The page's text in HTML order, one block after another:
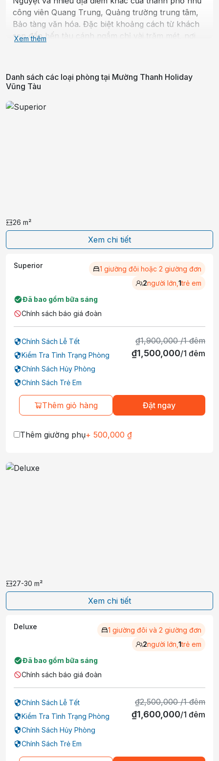
công viên Quang Trung, Quảng trường trung tâm,
Bảo tàng văn hóa. Đặc biệt khoảng cách từ khách
sạn đến bến tàu cánh ngầm chỉ vài trăm mét, nơi
Cơ sở vật chất đầy đủ gồm Phòng gym, Karaoke,
làm choMường Thanh Holiday Vũng Tàu
Xem thêm
Danh sách các loại phòng tại Mường Thanh Holiday
Vũng Tàu
26 m²
Xem chi tiết
Superior
1 giường đôi hoặc 2 giường đơn
2người lớn, 1trẻ em
Đã bao gồm bữa sáng
Chính sách báo giá đoàn
Chính Sách Lễ Tết
Kiểm Tra Tình Trạng Phòng
Chính Sách Hủy Phòng
Chính Sách Trẻ Em
₫1,900,000 /1 đêm
₫1,500,000/1 đêm
Thêm giỏ hàng Đặt ngay
Thêm giường phụ+ 500,000 ₫
27-30 m²
Xem chi tiết
Deluxe
1 giường đôi và 2 giường đơn
2người lớn, 1trẻ em
Đã bao gồm bữa sáng
Chính sách báo giá đoàn
Chính Sách Lễ Tết
Kiểm Tra Tình Trạng Phòng
Chính Sách Hủy Phòng
Chính Sách Trẻ Em
₫2,500,000 /1 đêm
₫1,600,000/1 đêm